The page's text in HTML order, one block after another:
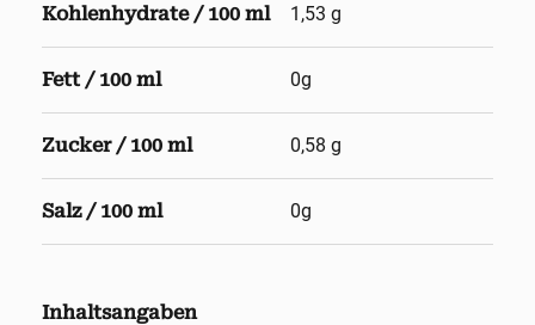
Kohlenhydrate / 100 ml 1,53 g
Fett / 100 ml 0g
Zucker / 100 ml 0,58 g
Salz / 100 ml 0g
Inhaltsangaben